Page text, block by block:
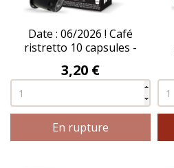
Date : 06/2026 ! Café
ristretto 10 capsules -
Prix
3,20 €
En rupture